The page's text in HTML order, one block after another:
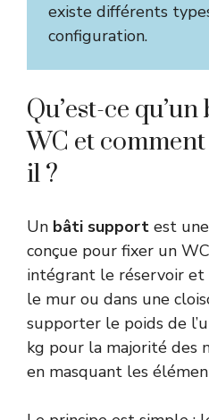
existe différents
configuration.
Qu’est-ce
WC et
il ?
Un bâti support est
conçue pour fixer un
intégrant le réservoir et
le mur ou dans une
supporter le poids de
kg pour la majorité des
en masquant les